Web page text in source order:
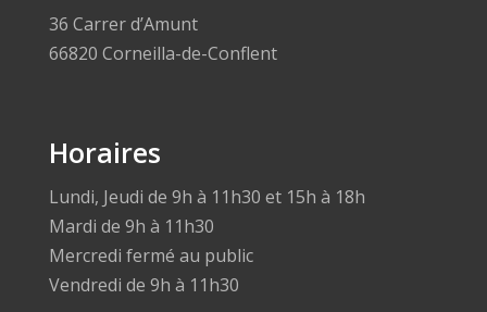
36 Carrer d’Amunt
66820 Corneilla-de-Conflent
Horaires
Lundi, Jeudi de 9h à 11h30 et 15h à 18h
Mardi de 9h à 11h30
Mercredi fermé au public
Vendredi de 9h à 11h30